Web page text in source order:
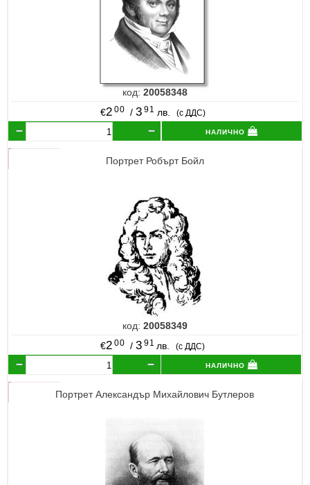
код: 20058348
€2 00 /3 91 лв. (с ДДС)
налично
Портрет Робърт Бойл
код: 20058349
€2 00 / 3 91 лв. (с ДДС)
налично
Портрет Александър Михайлович Бутлеров